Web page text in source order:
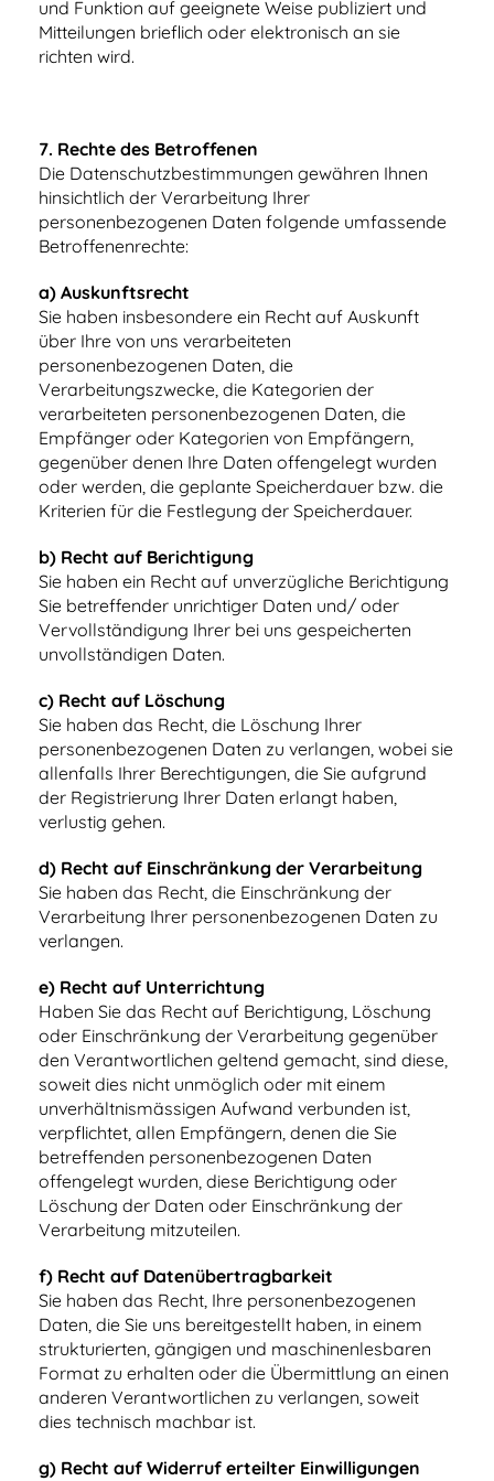
und Funktion auf geeignete Weise publiziert und
Mitteilungen brieflich oder elektronisch an sie
richten wird.
7. Rechte des Betroffenen
Die Datenschutzbestimmungen gewähren Ihnen
hinsichtlich der Verarbeitung Ihrer
personenbezogenen Daten folgende umfassende
Betroffenenrechte:
a) Auskunftsrecht
Sie haben insbesondere ein Recht auf Auskunft
über Ihre von uns verarbeiteten
personenbezogenen Daten, die
Verarbeitungszwecke, die Kategorien der
verarbeiteten personenbezogenen Daten, die
Empfänger oder Kategorien von Empfängern,
gegenüber denen Ihre Daten offengelegt wurden
oder werden, die geplante Speicherdauer bzw. die
Kriterien für die Festlegung der Speicherdauer.
b) Recht auf Berichtigung
Sie haben ein Recht auf unverzügliche Berichtigung
Sie betreffender unrichtiger Daten und/ oder
Vervollständigung Ihrer bei uns gespeicherten
unvollständigen Daten.
c) Recht auf Löschung
Sie haben das Recht, die Löschung Ihrer
personenbezogenen Daten zu verlangen, wobei sie
allenfalls Ihrer Berechtigungen, die Sie aufgrund
der Registrierung Ihrer Daten erlangt haben,
verlustig gehen.
d) Recht auf Einschränkung der Verarbeitung
Sie haben das Recht, die Einschränkung der
Verarbeitung Ihrer personenbezogenen Daten zu
verlangen.
e) Recht auf Unterrichtung
Haben Sie das Recht auf Berichtigung, Löschung
oder Einschränkung der Verarbeitung gegenüber
den Verantwortlichen geltend gemacht, sind diese,
soweit dies nicht unmöglich oder mit einem
unverhältnismässigen Aufwand verbunden ist,
verpflichtet, allen Empfängern, denen die Sie
betreffenden personenbezogenen Daten
offengelegt wurden, diese Berichtigung oder
Löschung der Daten oder Einschränkung der
Verarbeitung mitzuteilen.
f) Recht auf Datenübertragbarkeit
Sie haben das Recht, Ihre personenbezogenen
Daten, die Sie uns bereitgestellt haben, in einem
strukturierten, gängigen und maschinenlesbaren
Format zu erhalten oder die Übermittlung an einen
anderen Verantwortlichen zu verlangen, soweit
dies technisch machbar ist.
g) Recht auf Widerruf erteilter Einwilligungen